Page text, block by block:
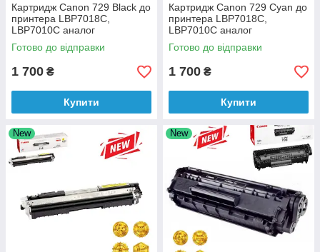
Картридж Canon 729 Black до
принтера LBP7018C,
LВP7010C аналог
Готово до відправки
1 700 ₴
Купити
Картридж Canon 729 Cyan до
принтера LBP7018C,
LВP7010C аналог
Готово до відправки
1 700 ₴
Купити
New New